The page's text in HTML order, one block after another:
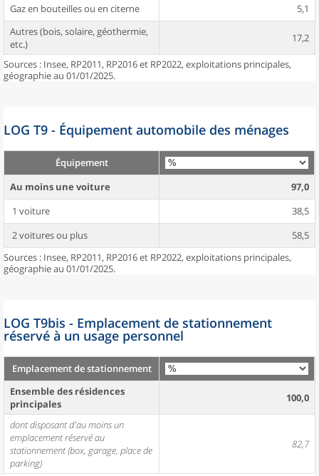
Gaz en bouteilles ou en citerne
5,1
Autres (bois, solaire, géothermie,
etc.)
17,2
Sources : Insee, RP2011, RP2016 et RP2022, exploitations principales,
géographie au 01/01/2025.
LOG T9 - Équipement automobile des ménages
Équipement
Au moins une voiture
97,0
1 voiture
38,5
2 voitures ou plus
58,5
Sources : Insee, RP2011, RP2016 et RP2022, exploitations principales,
géographie au 01/01/2025.
LOG T9bis - Emplacement de stationnement
réservé à un usage personnel
Emplacement de stationnement
Ensemble des résidences
principales
100,0
dont disposant d'au moins un
emplacement réservé au
stationnement (box, garage, place de
parking)
82,7